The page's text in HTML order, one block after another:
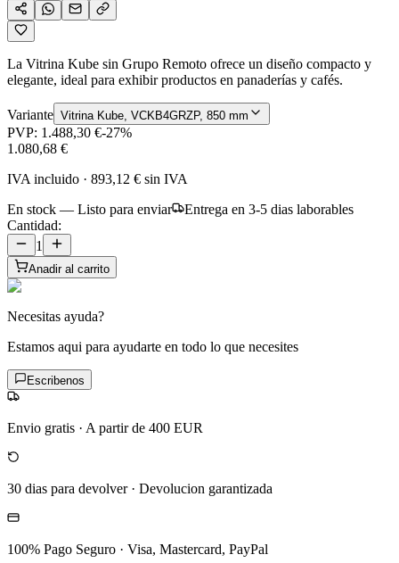
La Vitrina Kube sin Grupo Remoto ofrece un diseño compacto y
elegante, ideal para exhibir productos en panaderías y cafés.
Variante Vitrina Kube, VCKB4GRZP, 850 mm
PVP: 1.488,30 €-27%
1.080,68 €
IVA incluido · 893,12 € sin IVA
En stock — Listo para enviar
Entrega en 3-5 dias laborables
Cantidad:
1
Anadir al carrito
Necesitas ayuda?
Estamos aqui para ayudarte en todo lo que necesites
Escribenos
Envio gratis · A partir de 400 EUR
30 dias para devolver· Devolucion garantizada
100% Pago Seguro · Visa, Mastercard, PayPal